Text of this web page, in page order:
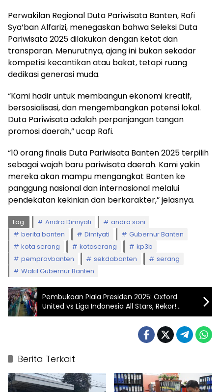
Perwakilan Regional Duta Pariwisata Banten, Rafi
Sya’ban Alfarizi, menegaskan bahwa Seleksi Duta
Pariwisata 2025 dilakukan dengan ketat dan
transparan. Menurutnya, ajang ini bukan sekadar
kompetisi kecantikan atau bakat, tetapi ruang
dedikasi generasi muda.
“Kami hadir untuk membangun ekonomi kreatif,
bersosialisasi, dan mengembangkan potensi lokal.
Duta Pariwisata adalah perpanjangan tangan
promosi daerah,” ucap Rafi.
“10 orang finalis Duta Pariwisata Banten 2025 terpilih
sebagai wajah baru pariwisata daerah. Kami yakin
mereka akan mampu mengangkat Banten ke
panggung nasional dan internasional melalui
pendekatan kekinian dan berkarakter,” jelasnya.
Tag: Andra Dimiyati
andra soni
berita banten
Dimiyati
Gubernur Banten
kota serang
kotaserang
kp3b
pemprovbanten
sekdabanten
serang
Wakil Gubernur Banten
Pembukaan Piala Presiden 2025: Oxford
United vs Liga Indonesia All Stars, Rekor!
Disaksikan Lebih dari 41 Ribu Penonton
Berita Terkait